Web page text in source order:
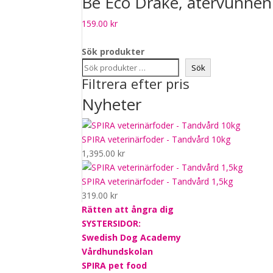
159.00kr
Sök produkter
Sök
Filtrera efter pris
Nyheter
SPIRA veterinärfoder - Tandvård 10kg
1,395.00kr
SPIRA veterinärfoder - Tandvård 1,5kg
319.00kr
Rätten att ångra dig
SYSTERSIDOR:
Swedish Dog Academy
Vårdhundskolan
SPIRA pet food